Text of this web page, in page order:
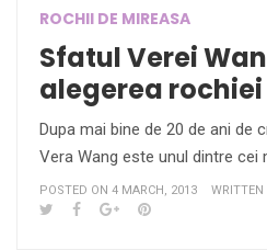
ROCHII DE MIREASA
Sfatul Verei
alegerea
Dupa mai bine de 20 de ani de
Vera Wang este unul dintre cei
POSTED ON 4 MARCH, 2013 WRITTEN